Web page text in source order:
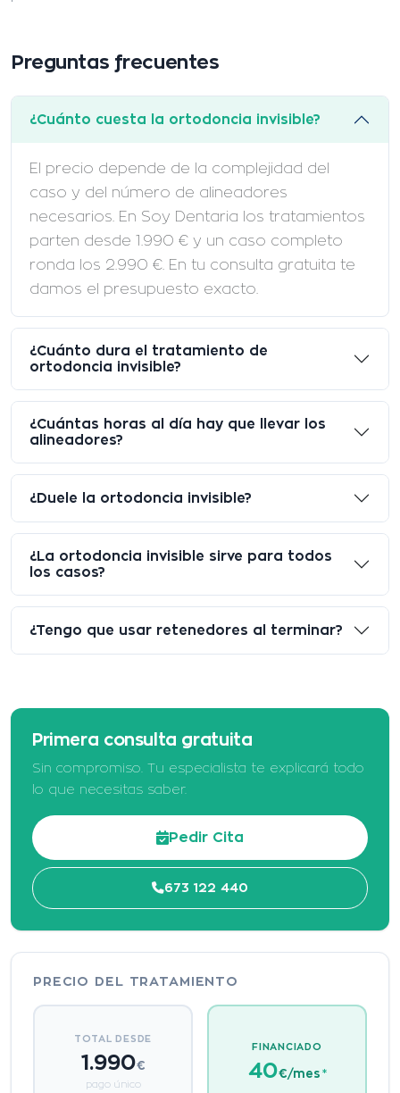
Preguntas frecuentes
¿Cuánto cuesta la ortodoncia invisible?
El precio depende de la complejidad del
caso y del número de alineadores
necesarios. En Soy Dentaria los tratamientos
parten desde 1.990 € y un caso completo
ronda los 2.990 €. En tu consulta gratuita te
damos el presupuesto exacto.
¿Cuánto dura el tratamiento de
ortodoncia invisible?
¿Cuántas horas al día hay que llevar los
alineadores?
¿Duele la ortodoncia invisible?
¿La ortodoncia invisible sirve para todos
los casos?
¿Tengo que usar retenedores al terminar?
Primera consulta gratuita
Sin compromiso. Tu especialista te explicará todo
lo que necesitas saber.
Pedir Cita
673 122 440
PRECIO DEL TRATAMIENTO
TOTAL DESDE
1.990€
pago único
FINANCIADO
40€/mes *